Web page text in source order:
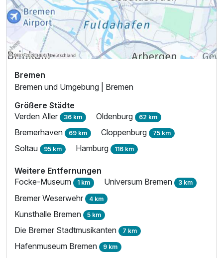
Ausstattung
Bremen
Bremen und Umgebung | Bremen
Größere Städte
Verden Aller 36 km Oldenburg 62 km
Bremerhaven 69 km Cloppenburg 75 km
Soltau 95 km Hamburg 116 km
Weitere Entfernungen
Focke-Museum 1 km Universum Bremen 3 km
Bremer Weserwehr 4 km
Kunsthalle Bremen 5 km
Die Bremer Stadtmusikanten 7 km
Hafenmuseum Bremen 9 km